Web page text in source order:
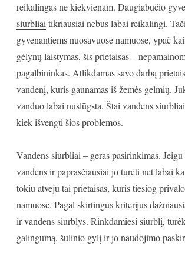
reikalingas ne kiekvienam. Daugiabučio
siurbliaitikriausiai nebus labai reikalingi.
gyvenantiems nuosavuose namuose, ypač
gėlynų laistymas, šis prietaisas –
pagalbininkas. Atlikdamas savo darbą
vandenį, kuris gaunamas iš žemės gelmių.
vanduo labai nuslūgsta. Štai vandens
kiek išvengti šios problemos.
Vandens siurbliai – geras pasirinkimas.
vandens ir paprasčiausiai jo turėti net labai
tokiu atveju tai prietaisas, kuris tiesiog
namuose. Pagal skirtingus kriterijus
ir vandens siurblys. Rinkdamiesi siurblį,
galingumą, šulinio gylį ir jo naudojimo